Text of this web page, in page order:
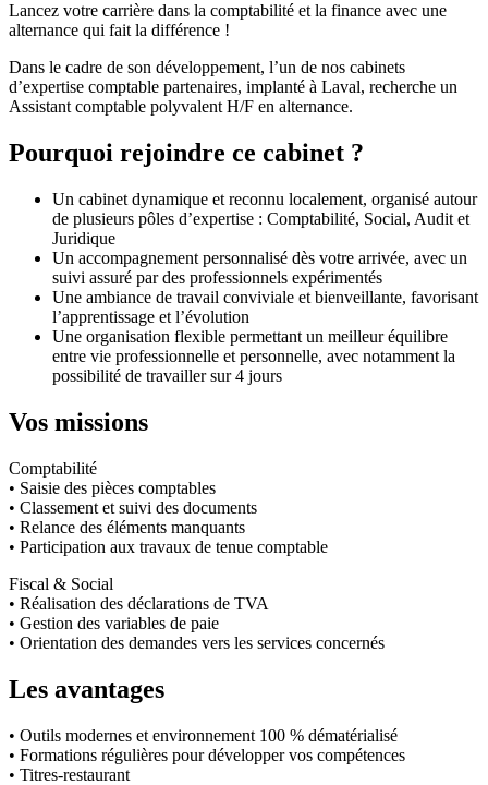
Lancez votre carrière dans la comptabilité et la finance avec une
alternance qui fait la différence !
Dans le cadre de son développement, l’un de nos cabinets
d’expertise comptable partenaires, implanté à Laval, recherche un
Assistant comptable polyvalent H/F en alternance.
Pourquoi rejoindre ce cabinet ?
Un cabinet dynamique et reconnu localement, organisé autour
de plusieurs pôles d’expertise : Comptabilité, Social, Audit et
Juridique
Un accompagnement personnalisé dès votre arrivée, avec un
suivi assuré par des professionnels expérimentés
Une ambiance de travail conviviale et bienveillante, favorisant
l’apprentissage et l’évolution
Une organisation flexible permettant un meilleur équilibre
entre vie professionnelle et personnelle, avec notamment la
possibilité de travailler sur 4 jours
Vos missions
Comptabilité
• Saisie des pièces comptables
• Classement et suivi des documents
• Relance des éléments manquants
• Participation aux travaux de tenue comptable
Fiscal & Social
• Réalisation des déclarations de TVA
• Gestion des variables de paie
• Orientation des demandes vers les services concernés
Les avantages
• Outils modernes et environnement 100 % dématérialisé
• Formations régulières pour développer vos compétences
• Titres-restaurant